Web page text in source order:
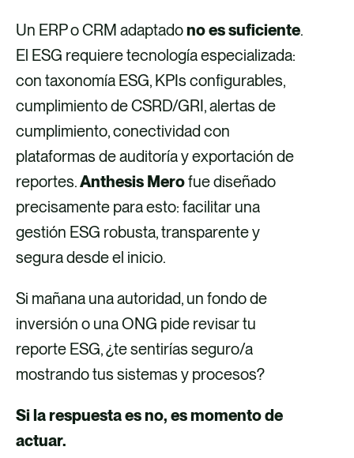
Un ERP o CRM adaptadono es suficiente.
El ESG requiere tecnología especializada:
con taxonomía ESG, KPIs configurables,
cumplimiento de CSRD/GRI, alertas de
cumplimiento, conectividad con
plataformas de auditoría y exportación de
reportes.Anthesis Merofue diseñado
precisamente para esto: facilitar una
gestión ESG robusta, transparente y
segura desde el inicio.
Si mañana una autoridad, un fondo de
inversión o una ONG pide revisar tu
reporte ESG, ¿te sentirías seguro/a
mostrando tus sistemas y procesos?
Si la respuesta es no, es momento de
actuar.